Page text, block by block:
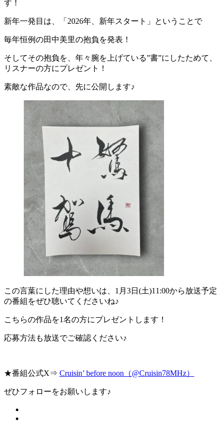
す！
新年一発目は、「2026年、新年スタート」ということで
毎年恒例の田中美里の抱負を発表！
そしてその抱負を、年々腕を上げている”書”にしたためて、
リスナーの方にプレゼント！
素敵な作品なので、先に公開します♪
この言葉にした理由や想いは、1月3日(土)11:00から放送予定
の番組をぜひ聴いてくださいね♪
こちらの作品を1名の方にプレゼントします！
応募方法も放送でご確認ください♪
★番組公式X⇒ Cruisin’ before noon（@Cruisin78MHz）
ぜひフォローをお願いします♪